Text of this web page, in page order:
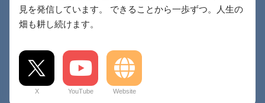
見を発信しています。 できることから一歩ずつ。人生の
畑も耕し続けます。
X YouTube Website